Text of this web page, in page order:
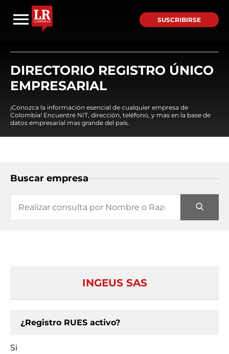
SUSCRIBIRSE
DIRECTORIO REGISTRO ÚNICO
EMPRESARIAL
¡Conozca la información esencial de cualquier empresa de
Colombia! Encuentre NIT, dirección, teléfono, y mas en la base de
datos empresarial mas grande del país.
Buscar empresa
INGEUS SAS
¿Registro RUES activo?
Si